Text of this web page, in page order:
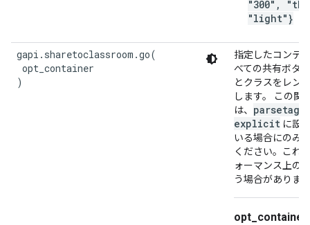
"300",
"light"}
gapi.sharetoclassroom.go(
opt_container
)
指定したコンテ
べての共有ボタ
とクラスをレン
します。 この関
は、 parsetags
explicit に設
いる場合にのみ
ください。これ
ォーマンス上の
う場合がありま
opt_container